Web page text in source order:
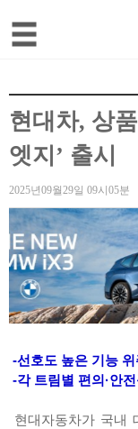
현대차, 상
엣지’ 출시
2025년09월29일 09시05분
-선호도 높은 기능
-각 트림별 편의·안
현대자동차가 국내